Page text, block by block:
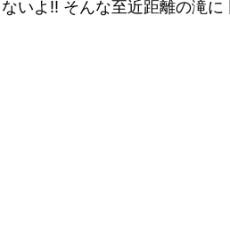
いよ!! そんな至近距離の滝